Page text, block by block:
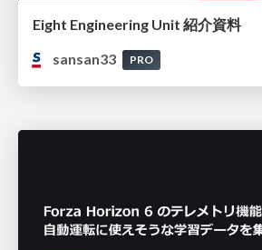
Eight Engineering Unit 紹介資料
sansan33
PRO